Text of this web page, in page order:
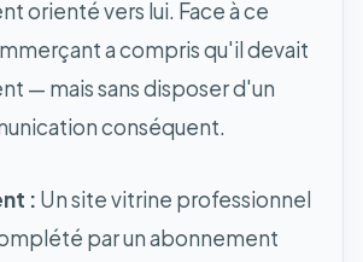
orienté vers lui. Face à ce
a compris qu'il devait
— mais sans disposer d'un
conséquent.
: Un site vitrine professionnel
par un abonnement